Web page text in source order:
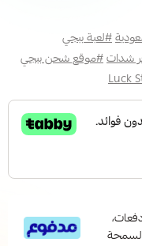
#لعبة ببجي
شدات#موقع شحن ببجي
بطريقة ميسرة إلى 4 وحتى 6 دفعات،